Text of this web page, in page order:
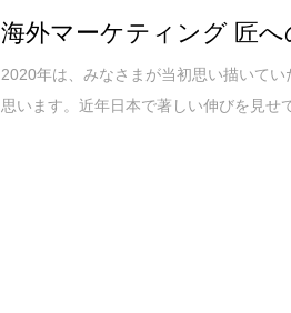
海外マーケティング 匠
2020年は、みなさまが当初思い描いて
思います。近年日本で著しい伸びを見せ